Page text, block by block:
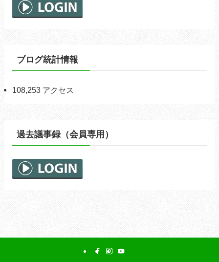
ブログ統計情報
108,253 アクセス
過去議事録（会員専用）